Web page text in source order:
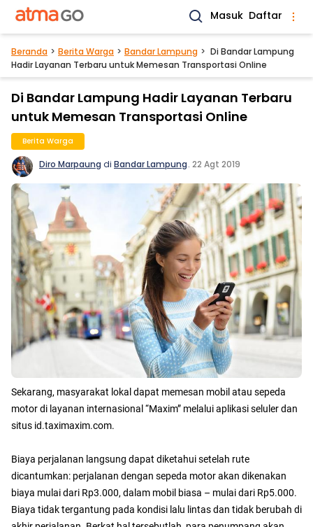
Masuk Daftar
Beranda Berita Warga Bandar Lampung
Di Bandar Lampung
Hadir Layanan Terbaru untuk Memesan Transportasi Online
Di Bandar Lampung Hadir Layanan Terbaru
untuk Memesan Transportasi Online
Berita Warga
Diro Marpaung di Bandar Lampung. 22 Agt 2019
Sekarang, masyarakat lokal dapat memesan mobil atau sepeda
motor di layanan internasional “Maxim” melalui aplikasi seluler dan
situs id.taximaxim.com.
Biaya perjalanan langsung dapat diketahui setelah rute
dicantumkan: perjalanan dengan sepeda motor akan dikenakan
biaya mulai dari Rp3.000, dalam mobil biasa – mulai dari Rp5.000.
Biaya tidak tergantung pada kondisi lalu lintas dan tidak berubah di